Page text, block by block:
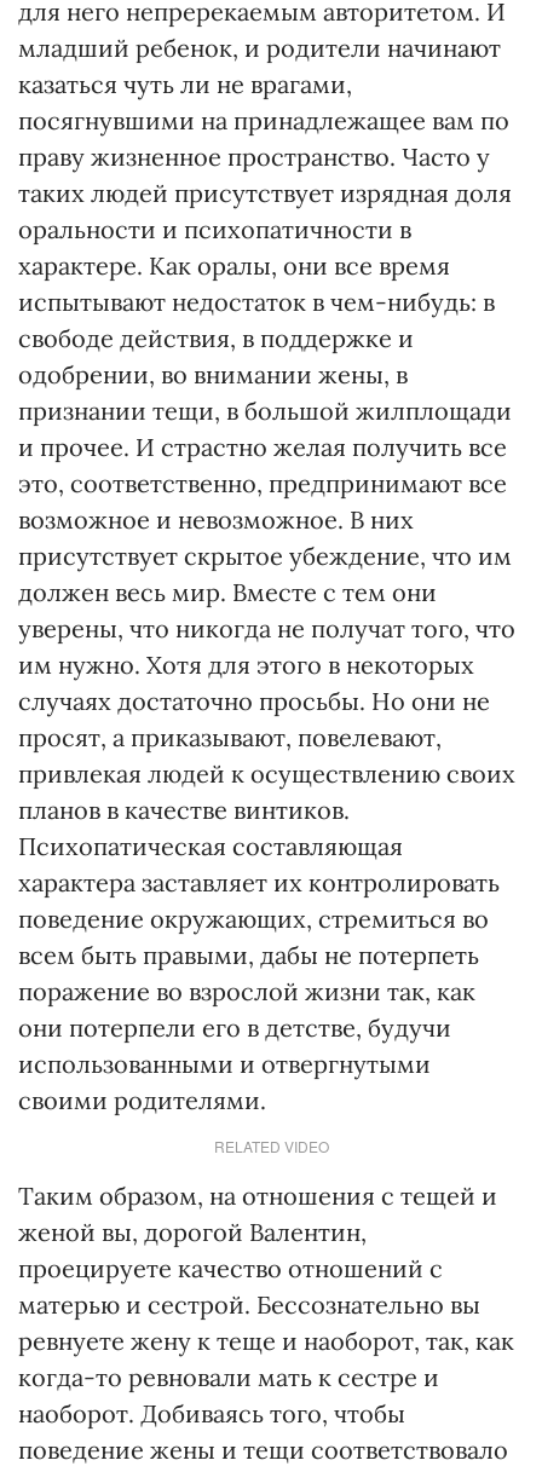
для него непререкаемым авторитетом. И
младший ребенок, и родители начинают
казаться чуть ли не врагами,
посягнувшими на принадлежащее вам по
праву жизненное пространство. Часто у
таких людей присутствует изрядная доля
оральности и психопатичности в
характере. Как оралы, они все время
испытывают недостаток в чем-нибудь: в
свободе действия, в поддержке и
одобрении, во внимании жены, в
признании тещи, в большой жилплощади
и прочее. И страстно желая получить все
это, соответственно, предпринимают все
возможное и невозможное. В них
присутствует скрытое убеждение, что им
должен весь мир. Вместе с тем они
уверены, что никогда не получат того, что
им нужно. Хотя для этого в некоторых
случаях достаточно просьбы. Но они не
просят, а приказывают, повелевают,
привлекая людей к осуществлению своих
планов в качестве винтиков.
Психопатическая составляющая
характера заставляет их контролировать
поведение окружающих, стремиться во
всем быть правыми, дабы не потерпеть
поражение во взрослой жизни так, как
они потерпели его в детстве, будучи
использованными и отвергнутыми
своими родителями.
RELATED VIDEO
Таким образом, на отношения с тещей и
женой вы, дорогой Валентин,
проецируете качество отношений с
матерью и сестрой. Бессознательно вы
ревнуете жену к теще и наоборот, так, как
когда-то ревновали мать к сестре и
наоборот. Добиваясь того, чтобы
поведение жены и тещи соответствовало